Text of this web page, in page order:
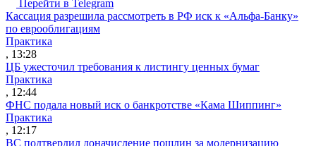
Перейти в Telegram
Кассация разрешила рассмотреть в РФ иск к «Альфа-Банку»
по еврооблигациям
Практика
, 13:28
ЦБ ужесточил требования к листингу ценных бумаг
Практика
, 12:44
ФНС подала новый иск о банкротстве «Кама Шиппинг»
Практика
, 12:17
ВС подтвердил доначисление пошлин за модернизацию